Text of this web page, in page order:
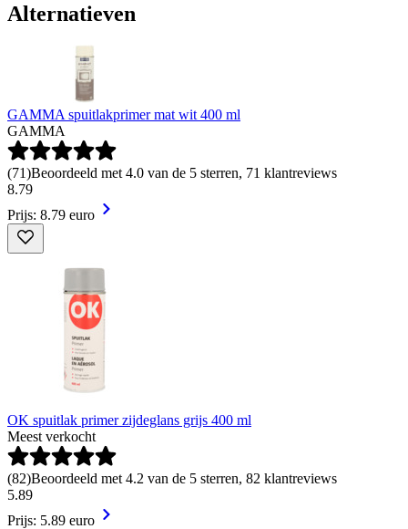
Alternatieven
GAMMA spuitlakprimer mat wit 400 ml
GAMMA
(71)Beoordeeld met 4.0 van de 5 sterren, 71 klantreviews
8.79
Prijs: 8.79 euro
OK spuitlak primer zijdeglans grijs 400 ml
Meest verkocht
(82)Beoordeeld met 4.2 van de 5 sterren, 82 klantreviews
5.89
Prijs: 5.89 euro